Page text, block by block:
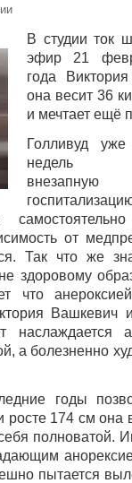
В студии ток
эфир 21
года
она весит 36
и мечтает ещё
Голливуд уже
недель
внезапную
от
Так что же
здоровому
что
Вашкевич
наслаждается
а болезненно
годы
174 см она
полноватой.
пытается